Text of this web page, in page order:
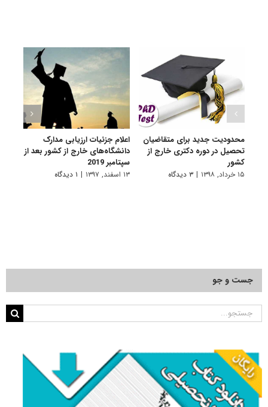
محدودیت جدید برای متقاضیان
تحصیل در دوره دکتری خارج از
کشور
۱۵ خرداد, ۱۳۹۸ | ۳ دیدگاه
اعلام جزئیات ارزیابی مدارک
دانشگاه‌های خارج از کشور بعد از
سپتامبر 2019
۱۳ اسفند, ۱۳۹۷ | ۱ دیدگاه
جست و جو
جستجو